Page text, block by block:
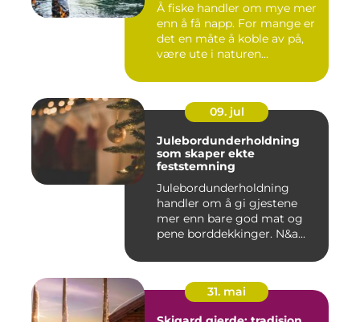
Å fiske handler om mye mer
enn å få napp. For mange er
det en måte å koble av på,
være ute i naturen...
09. jul
Julebordunderholdning
som skaper ekte
feststemning
Julebordunderholdning
handler om å gi gjestene
mer enn bare god mat og
pene borddekkinger. N&a...
31. mai